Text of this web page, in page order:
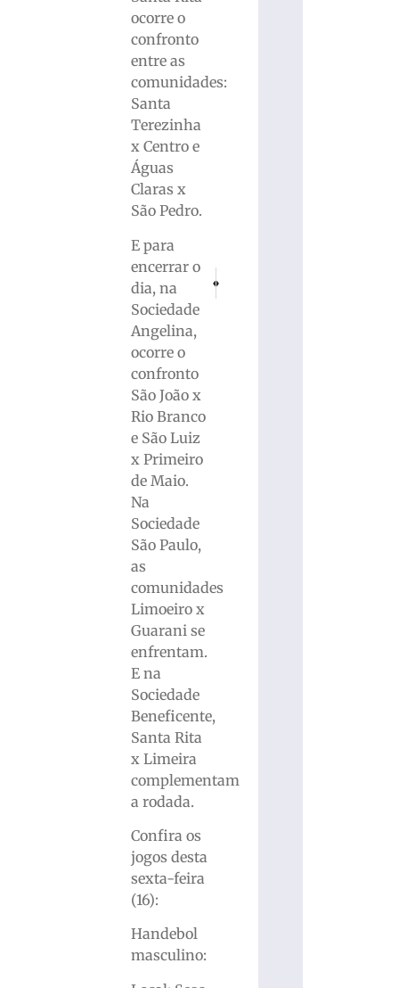
ocorre o
confronto
entre as
comunidades:
Santa
Terezinha
x Centro e
Águas
Claras x
São Pedro.
E para
encerrar o
dia, na
Sociedade
Angelina,
ocorre o
confronto
São João x
Rio Branco
e São Luiz
x Primeiro
de Maio.
Na
Sociedade
São Paulo,
as
comunidades
Limoeiro x
Guarani se
enfrentam.
E na
Sociedade
Beneficente,
Santa Rita
x Limeira
complementam
a rodada.
Confira os
jogos desta
sexta-feira
(16):
Handebol
masculino:
PRÓXIMO